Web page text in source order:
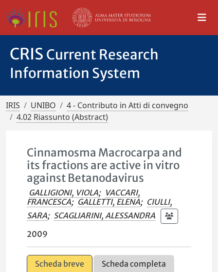
CRIS Current Research
Information System
IRIS UNIBO
4 - Contributo in Atti di convegno
4.02 Riassunto (Abstract)
Cinnamosma Macrocarpa and
its fractions are active in vitro
against Betanodavirus
GALLIGIONI, VIOLA; VACCARI,
FRANCESCA; GALLETTI, ELENA; CIULLI,
SARA; SCAGLIARINI, ALESSANDRA
2009
Scheda breve
Scheda completa